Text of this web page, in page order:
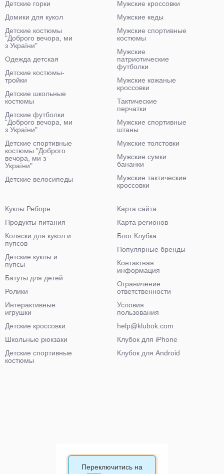
Детские горки
Домики для кукол
Детские костюмы
"Доброго вечора, ми
з України"
Одежда детская
Детские костюмы-
тройки
Детские школьные
костюмы
Детские футболки
"Доброго вечора, ми
з України"
Детские спортивные
костюмы "Доброго
вечора, ми з
України"
Детские велосипеды
Мужские кроссовки
Мужские кеды
Мужские спортивные
костюмы
Мужские
патриотические
футболки
Мужские кожаные
кроссовки
Тактические
перчатки
Мужские спортивные
штаны
Мужские толстовки
Мужские сумки
бананки
Мужские тактические
кроссовки
Куклы Реборн
Продукты питания
Коляски для кукол и
пупсов
Детские куклы и
пупсы
Батуты для детей
Ролики
Интерактивные
игрушки
Детские кроссовки
Школьные рюкзаки
Детские спортивные
костюмы
Карта сайта
Карта регионов
Блог Клубка
Популярные бренды
Контактная
информация
Ограничение
ответственности
Условия
пользования
help@klubok.com
Клубок для iPhone
Клубок для Android
Переключитись на